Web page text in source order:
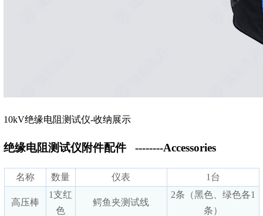
10kV绝缘电阻测试仪-收纳展示
绝缘电阻测试仪附件配件 --------Accessories
名称 数量 仪表 1台
高压棒
1支红
色
鳄鱼夹测试线
2条（黑色、绿色各1
条）